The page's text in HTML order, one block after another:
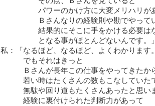
パワーのかけ方に大変メリハリがあ
Ｂさんなりの経験則や勘でやってい
結果的にそこに手をかける必要はな
となる事がほとんどないんです。
私：「なるほど、なるほど、よくわかります
でもそれはきっと
Ｂさんが長年この仕事をやってきたか
若い時はたくさんの数もこなしていた
無駄や回り道もたくさんあったと思い
経験に裏付けられた判断力があって